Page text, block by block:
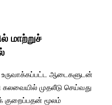
மாற்றுச்
உருவாக்கப்பட்ட ஆடைகளுடன்
கலவையில் முதலீடு செய்வது
மூலம்